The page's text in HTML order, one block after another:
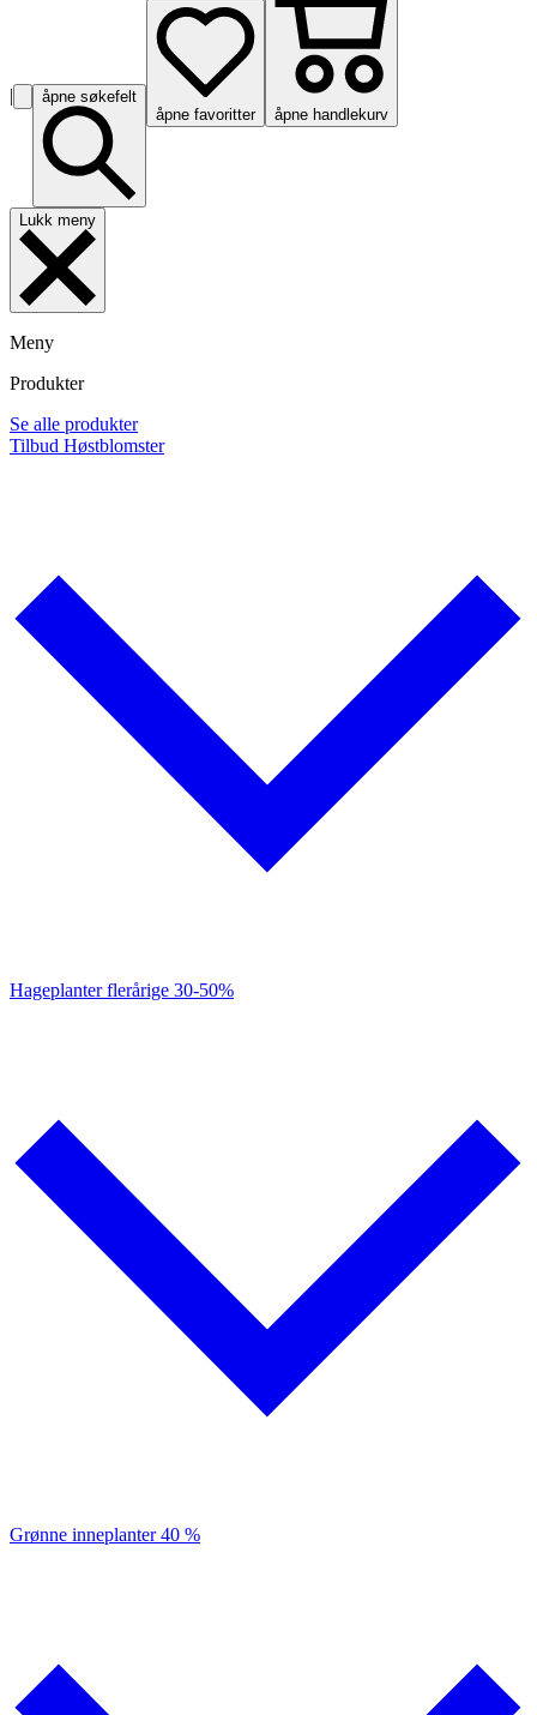
|
åpne søkefelt
åpne favoritter
åpne handlekurv
Lukk meny
Meny
Produkter
Se alle produkter
Tilbud Høstblomster
Hageplanter flerårige 30-50%
Grønne inneplanter40 %